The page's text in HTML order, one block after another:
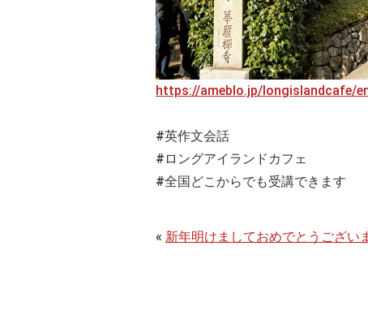
https://ameblo.jp/longislandcafe/
#英作文会話
#ロングアイランドカフェ
#全国どこからでも受講できます
« 新年明けましておめでとうござい